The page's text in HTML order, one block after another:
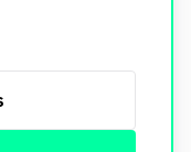
site são
de